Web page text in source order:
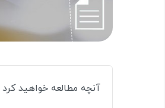
آنچه مطالعه خواهید کرد